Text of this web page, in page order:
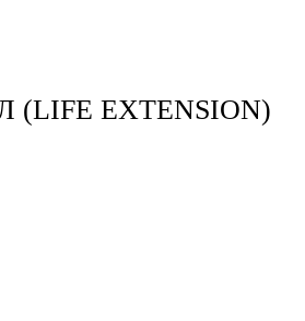
EXTENSION)